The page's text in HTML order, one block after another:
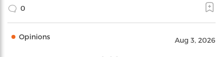
0
Opinions Aug 3, 2026